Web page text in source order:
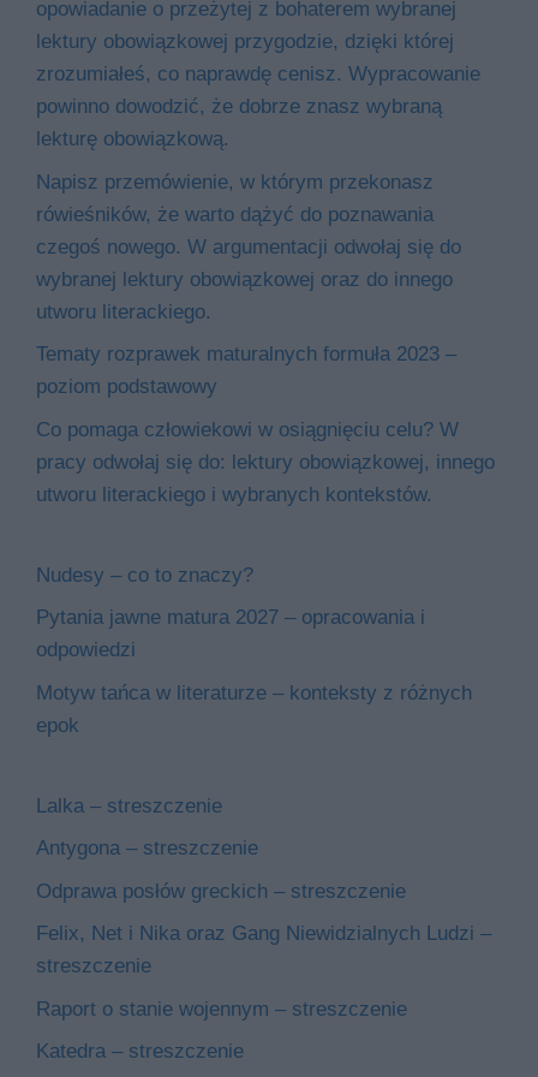
opowiadanie o przeżytej z bohaterem wybranej
lektury obowiązkowej przygodzie, dzięki której
zrozumiałeś, co naprawdę cenisz. Wypracowanie
powinno dowodzić, że dobrze znasz wybraną
lekturę obowiązkową.
Napisz przemówienie, w którym przekonasz
rówieśników, że warto dążyć do poznawania
czegoś nowego. W argumentacji odwołaj się do
wybranej lektury obowiązkowej oraz do innego
utworu literackiego.
Tematy rozprawek maturalnych formuła 2023 –
poziom podstawowy
Co pomaga człowiekowi w osiągnięciu celu? W
pracy odwołaj się do: lektury obowiązkowej, innego
utworu literackiego i wybranych kontekstów.
Nudesy – co to znaczy?
Pytania jawne matura 2027 – opracowania i
odpowiedzi
Motyw tańca w literaturze – konteksty z różnych
epok
Lalka – streszczenie
Antygona – streszczenie
Odprawa posłów greckich – streszczenie
Felix, Net i Nika oraz Gang Niewidzialnych Ludzi –
streszczenie
Raport o stanie wojennym – streszczenie
Katedra – streszczenie